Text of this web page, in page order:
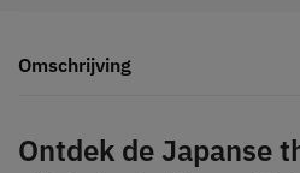
Omschrijving
Ontdek de Japanse